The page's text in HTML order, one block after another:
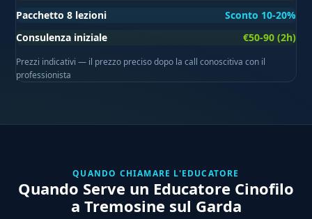
Pacchetto 8 lezioni
Sconto 10-20%
Consulenza iniziale
€50-90 (2h)
Prezzi indicativi — il prezzo preciso dopo la call conoscitiva con il
professionista
QUANDO CHIAMARE L'EDUCATORE
Quando Serve un Educatore Cinofilo
a Tremosine sul Garda